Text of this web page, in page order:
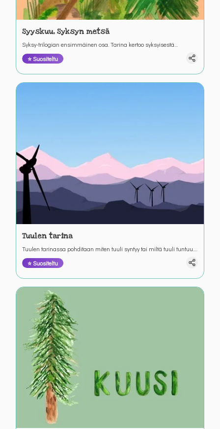
Syyskuu, Syksyn metsä
Syksy-trilogian ensimmäinen osa. Tarina kertoo syksyisestä
metsäretkestä ja retkeen valmistautumisesta. Värinautit.
⭐ Suositeltu
Tuulen tarina
Tuulen tarinassa pohditaan miten tuuli syntyy tai miltä tuuli tuntuu.
Tarina kertoo myös, mitä hyötyä tuulesta voi olla. Yhteistyössä Neoen
Renewable Energyn kanssa.
⭐ Suositeltu